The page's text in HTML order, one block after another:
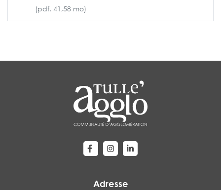
(pdf, 41,58 mo)
Lien vers le compte Facebook
Lien vers le compte Instagram
Lien vers le compte
Adresse